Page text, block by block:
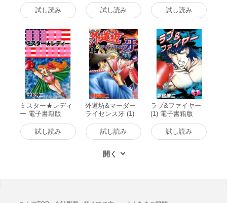
試し読み
試し読み
試し読み
ミスター★レディ
ー 電子書籍版
試し読み
外道坊&マーダー
ライセンス牙 (1)
電子書籍版
試し読み
ラブ&ファイヤー
(1) 電子書籍版
試し読み